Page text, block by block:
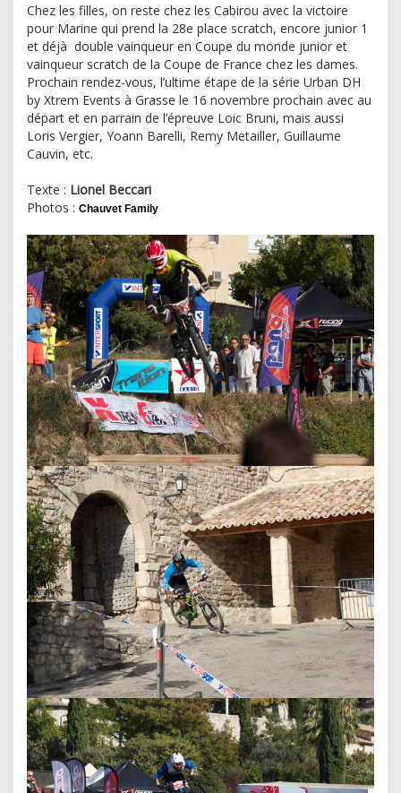
Chez les filles, on reste chez les Cabirou avec la victoire
pour Marine qui prend la 28e place scratch, encore junior 1
et déjà double vainqueur en Coupe du monde junior et
vainqueur scratch de la Coupe de France chez les dames.
Prochain rendez-vous, l’ultime étape de la série Urban DH
by Xtrem Events à Grasse le 16 novembre prochain avec au
départ et en parrain de l’épreuve Loic Bruni, mais aussi
Loris Vergier, Yoann Barelli, Remy Metailler, Guillaume
Cauvin, etc.
Texte : Lionel Beccari
Photos : Chauvet Family